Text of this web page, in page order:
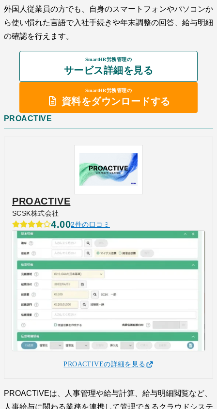
外国人従業員の方でも、自身のスマートフォンやパソコンか
ら使い慣れた言語で入社手続きや年末調整の回答、給与明細
の確認を行えます。
SmartHR労務管理の
サービス詳細を見る
SmartHR労務管理の
資料をダウンロードする
PROACTIVE
PROACTIVE
SCSK株式会社
4.002件の口コミ
PROACTIVEの詳細を見る
PROACTIVEは、人事管理や給与計算、給与明細閲覧など、
人事給与に関わる業務を連携して管理できるクラウドシステ